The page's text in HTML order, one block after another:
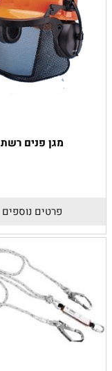
מגן פנים רשת
פרטים נוספים